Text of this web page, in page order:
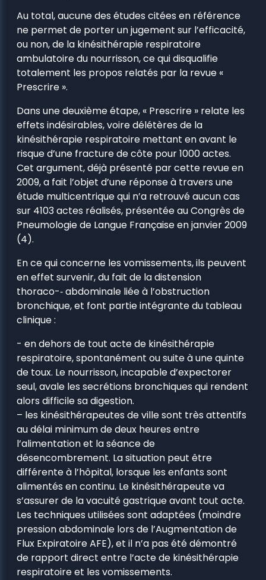
Au total, aucune des études citées en référence
ne permet de porter un jugement sur l’efficacité,
ou non, de la kinésithérapie respiratoire
ambulatoire du nourrisson, ce qui disqualifie
totalement les propos relatés par la revue «
Prescrire ».
Dans une deuxième étape, « Prescrire » relate les
effets indésirables, voire délétères de la
kinésithérapie respiratoire mettant en avant le
risque d’une fracture de côte pour 1000 actes.
Cet argument, déjà présenté par cette revue en
2009, a fait l’objet d’une réponse à travers une
étude multicentrique qui n’a retrouvé aucun cas
sur 4103 actes réalisés, présentée au Congrès de
Pneumologie de Langue Française en janvier 2009
(4).
En ce qui concerne les vomissements, ils peuvent
en effet survenir, du fait de la distension
thoraco-­‐ abdominale liée à l’obstruction
bronchique, et font partie intégrante du tableau
clinique :
-­ en dehors de tout acte de kinésithérapie
respiratoire, spontanément ou suite à une quinte
de toux. Le nourrisson, incapable d’expectorer
seul, avale les secrétions bronchiques qui rendent
alors difficile sa digestion.
– les kinésithérapeutes de ville sont très attentifs
au délai minimum de deux heures entre
l’alimentation et la séance de
désencombrement. La situation peut être
différente à l’hôpital, lorsque les enfants sont
alimentés en continu. Le kinésithérapeute va
s’assurer de la vacuité gastrique avant tout acte.
Les techniques utilisées sont adaptées (moindre
pression abdominale lors de l’Augmentation de
Flux Expiratoire AFE), et il n’a pas été démontré
de rapport direct entre l’acte de kinésithérapie
respiratoire et les vomissements.